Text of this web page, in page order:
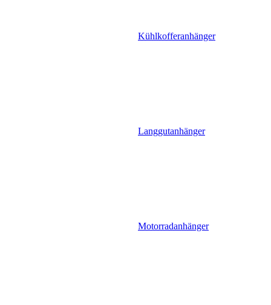
Kühlkofferanhänger
Langgutanhänger
Motorradanhänger